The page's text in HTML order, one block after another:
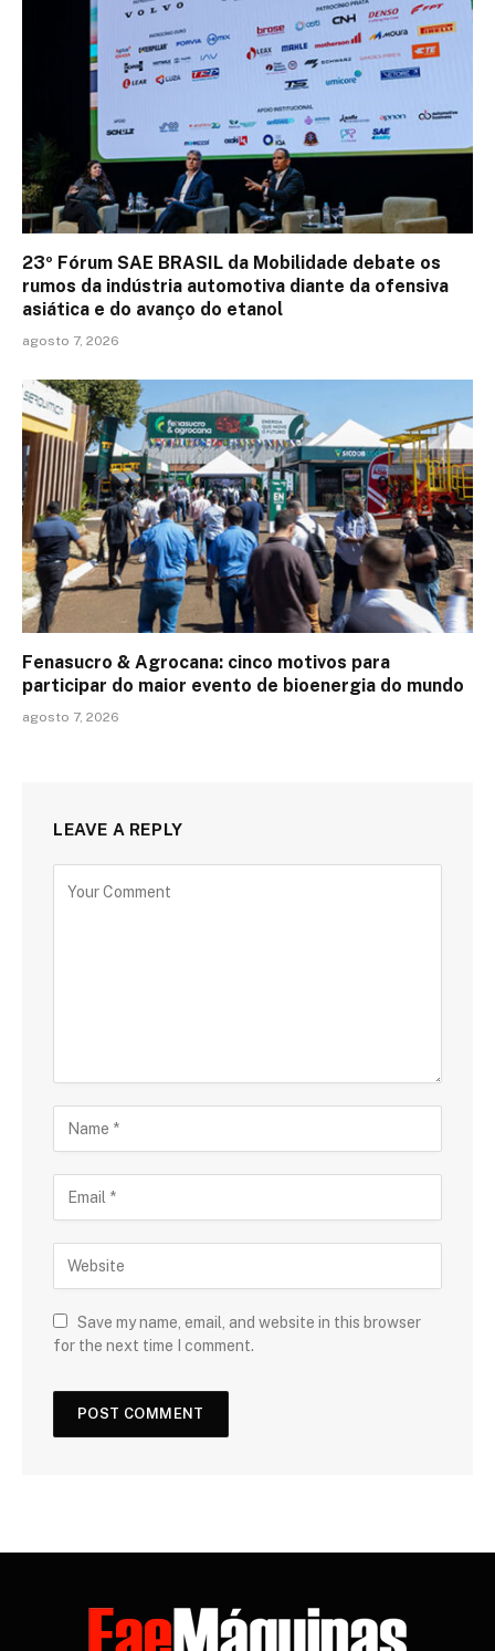
23º Fórum SAE BRASIL da Mobilidade debate os
rumos da indústria automotiva diante da ofensiva
asiática e do avanço do etanol
agosto 7, 2026
Fenasucro & Agrocana: cinco motivos para
participar do maior evento de bioenergia do mundo
agosto 7, 2026
LEAVE A REPLY
Save my name, email, and website in this browser
for the next time I comment.